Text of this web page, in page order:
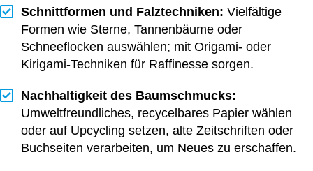
Schnittformen und Falztechniken: Vielfältige
Formen wie Sterne, Tannenbäume oder
Schneeflocken auswählen; mit Origami- oder
Kirigami-Techniken für Raffinesse sorgen.
Nachhaltigkeit des Baumschmucks:
Umweltfreundliches, recycelbares Papier wählen
oder auf Upcycling setzen, alte Zeitschriften oder
Buchseiten verarbeiten, um Neues zu erschaffen.